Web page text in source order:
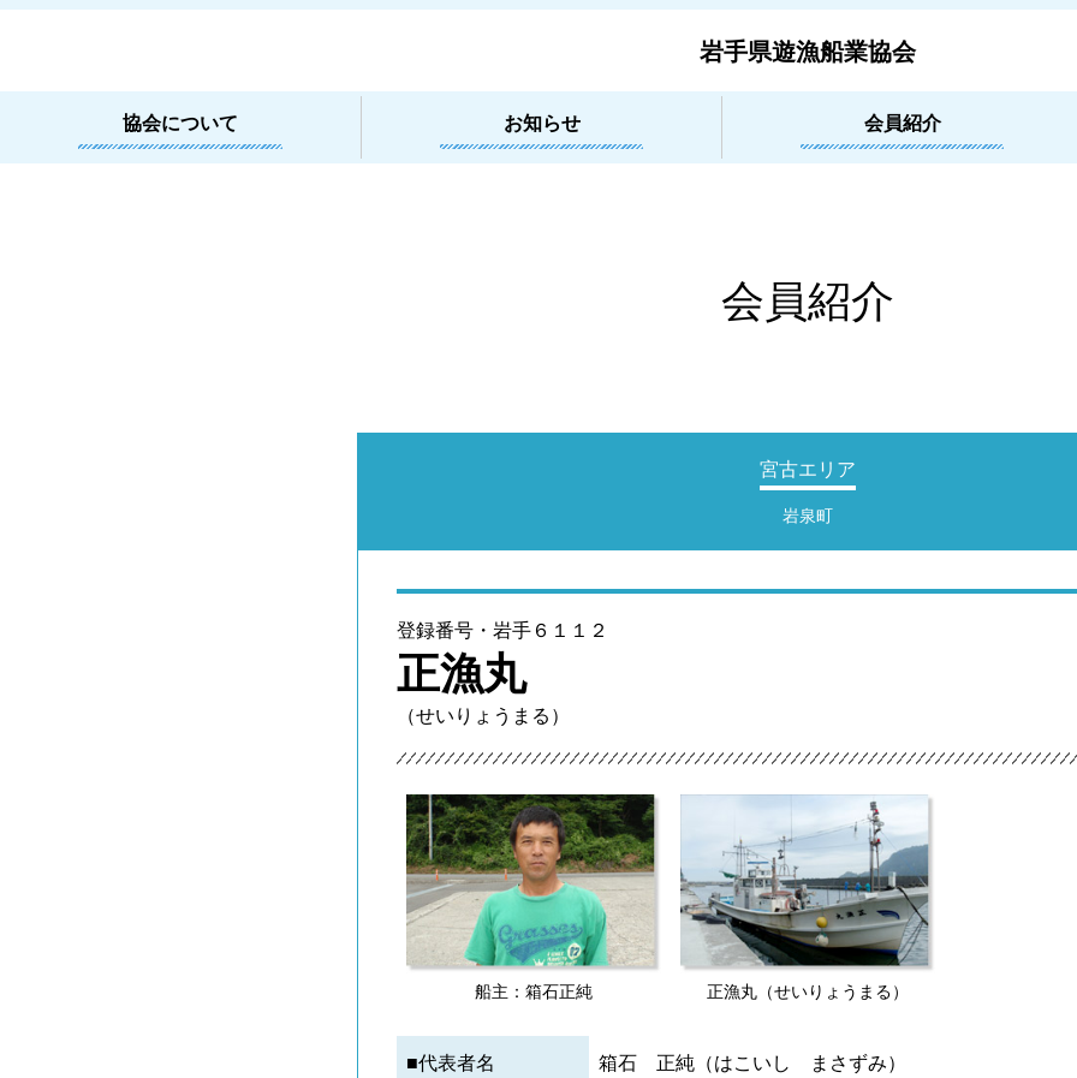
岩手県遊漁船業協会
協会について お知らせ 会員紹介
会員紹介
宮古エリア
岩泉町
登録番号・岩手６１１２
正漁丸
（せいりょうまる）
船主：箱石正純 正漁丸（せいりょうまる）
■代表者名
箱石 正純（はこいし まさずみ）